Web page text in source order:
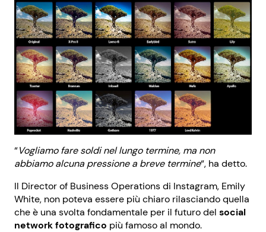
“Vogliamo fare soldi nel lungo termine, ma non
abbiamo alcuna pressione a breve termine“, ha detto.
Il Director of Business Operations di Instagram, Emily
White, non poteva essere più chiaro rilasciando quella
che è una svolta fondamentale per il futuro del social
network fotografico più famoso al mondo.